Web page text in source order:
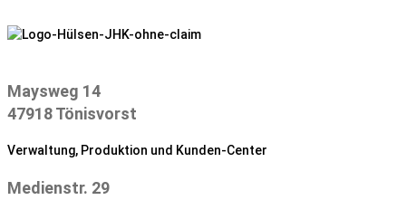
Inhalt
Maysweg 14
47918 Tönisvorst
Verwaltung, Produktion und Kunden-Center
Medienstr. 29